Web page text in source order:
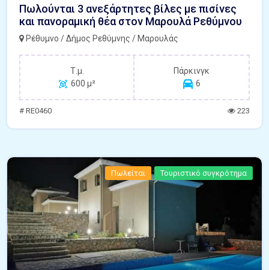
Πωλούνται 3 ανεξάρτητες βίλες με πισίνες
και πανοραμική θέα στον Μαρουλά Ρεθύμνου
Ρέθυμνο / Δήμος Ρεθύμνης / Μαρουλάς
Τ.μ.
600 μ²
Πάρκινγκ
6
# RE0460 223
Πωλείται Τουριστικό συγκρότημα